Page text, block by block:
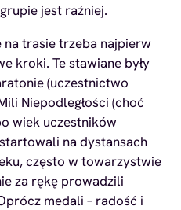
jest raźniej.
trasie trzeba najpierw
kroki. Te stawiane były
(uczestnictwo
Niepodległości (choć
wiek uczestników
na dystansach
często w towarzystwie
za rękę prowadzili
medali – radość i